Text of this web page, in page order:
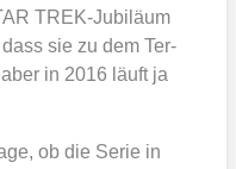
TREK-Jubi­lä­um
sie zu dem Ter­
in 2016 läuft ja
ob die Serie in